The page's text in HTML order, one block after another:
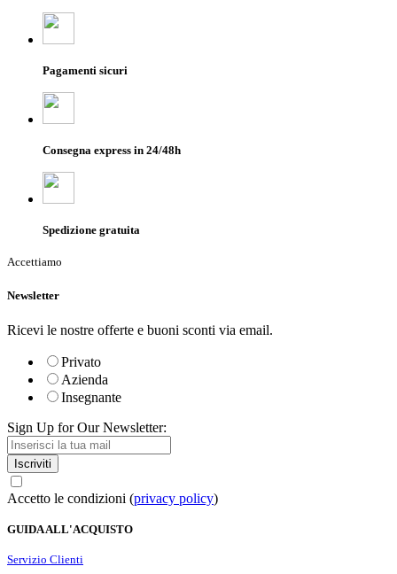
Pagamenti sicuri
Consegna express in 24/48h
Spedizione gratuita
Accettiamo
Newsletter
Ricevi le nostre offerte e buoni sconti via email.
Privato
Azienda
Insegnante
Sign Up for Our Newsletter:
Iscriviti
Accetto le condizioni (privacy policy)
GUIDA ALL'ACQUISTO
Servizio Clienti